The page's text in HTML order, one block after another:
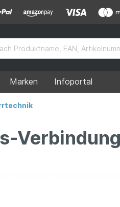
Marken Infoportal